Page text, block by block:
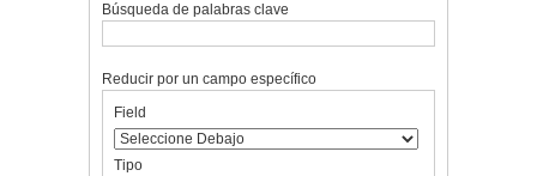
Búsqueda de palabras clave
rows
Reducir por un campo específico
de
búsqueda
de
búsqueda
de
búsqueda
de
Búsqueda
Field
Tipo